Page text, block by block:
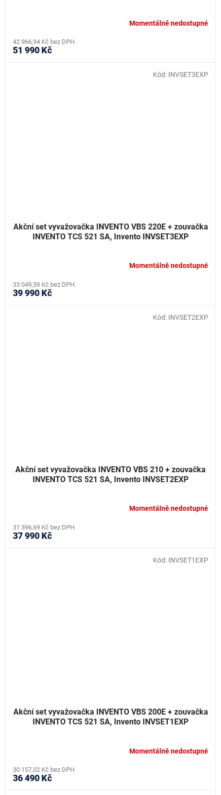
Momentálně nedostupné
42 966,94 Kč bez DPH
51 990 Kč
Akční set vyvažovačka INVENTO VBS 220E + zouvačka
INVENTO TCS 521 SA, Invento INVSET3EXP
Momentálně nedostupné
33 049,59 Kč bez DPH
39 990 Kč
Kód: INVSET3EXP
Akční set vyvažovačka INVENTO VBS 210 + zouvačka
INVENTO TCS 521 SA, Invento INVSET2EXP
Momentálně nedostupné
31 396,69 Kč bez DPH
37 990 Kč
Kód: INVSET2EXP
Akční set vyvažovačka INVENTO VBS 200E + zouvačka
INVENTO TCS 521 SA, Invento INVSET1EXP
Momentálně nedostupné
30 157,02 Kč bez DPH
36 490 Kč
Kód: INVSET1EXP